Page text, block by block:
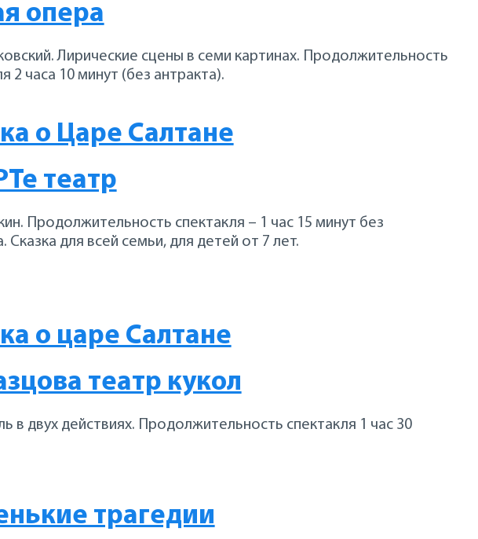
опера
Лирические сцены в семи картинах. Продолжительность
2 часа 10 минут (без антракта).
о Царе Салтане
театр
Продолжительность спектакля – 1 час 15 минут без
Сказка для всей семьи, для детей от 7 лет.
о царе Салтане
театр кукол
в двух действиях. Продолжительность спектакля 1 час 30
трагедии